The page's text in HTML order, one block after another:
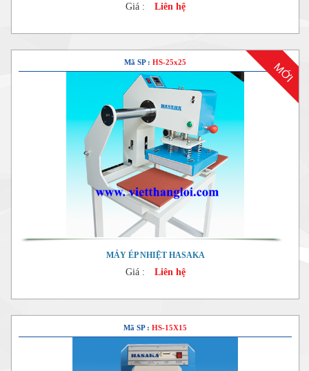
Giá : Liên hệ
Mã SP : HS-25x25 MỚI
MÁY ÉP NHIỆT HASAKA
Giá : Liên hệ
Mã SP : HS-15X15